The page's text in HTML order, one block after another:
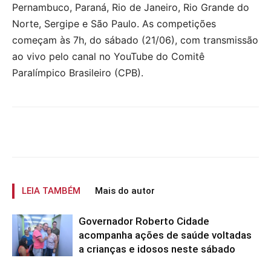
Pernambuco, Paraná, Rio de Janeiro, Rio Grande do
Norte, Sergipe e São Paulo. As competições
começam às 7h, do sábado (21/06), com transmissão
ao vivo pelo canal no YouTube do Comitê
Paralímpico Brasileiro (CPB).
LEIA TAMBÉM Mais do autor
Governador Roberto Cidade
acompanha ações de saúde voltadas
a crianças e idosos neste sábado